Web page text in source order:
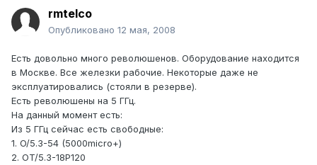
rmtelco
Опубликовано 12 мая, 2008
Есть довольно много революшенов. Оборудование находится
в Москве. Все железки рабочие. Некоторые даже не
эксплуатировались (стояли в резерве).
Есть революшены на 5 ГГц.
На данный момент есть:
Из 5 ГГц сейчас есть свободные:
1. O/5.3-54 (5000micro+)
2. OT/5.3-18P120